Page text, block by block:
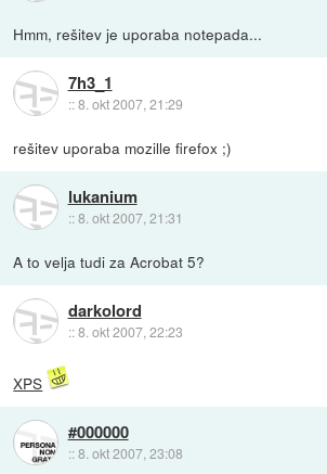
Hmm, rešitev je uporaba notepada...
7h3_1
::8. okt 2007, 21:29
rešitev uporaba mozille firefox ;)
lukanium
::8. okt 2007, 21:31
A to velja tudi za Acrobat 5?
darkolord
::8. okt 2007, 22:23
XPS
#000000
::8. okt 2007, 23:08